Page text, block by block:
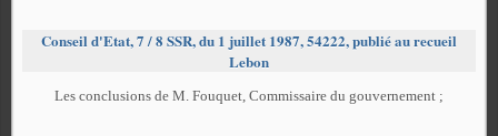
Conseil d'Etat, 7 / 8 SSR, du 1 juillet 1987, 54222, publié au recueil
Lebon
Les conclusions de M. Fouquet, Commissaire du gouvernement ;